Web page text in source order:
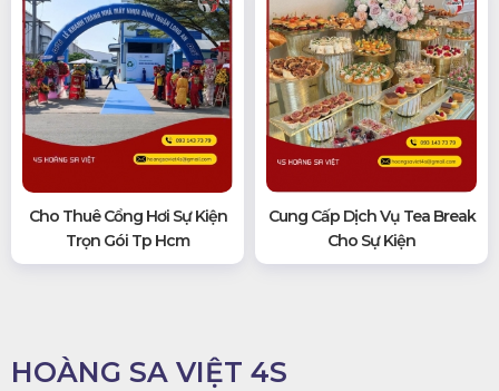
Cho Thuê Cổng Hơi Sự Kiện
Trọn Gói Tp Hcm
Cung Cấp Dịch Vụ Tea Break
Cho Sự Kiện
HOÀNG SA VIỆT 4S